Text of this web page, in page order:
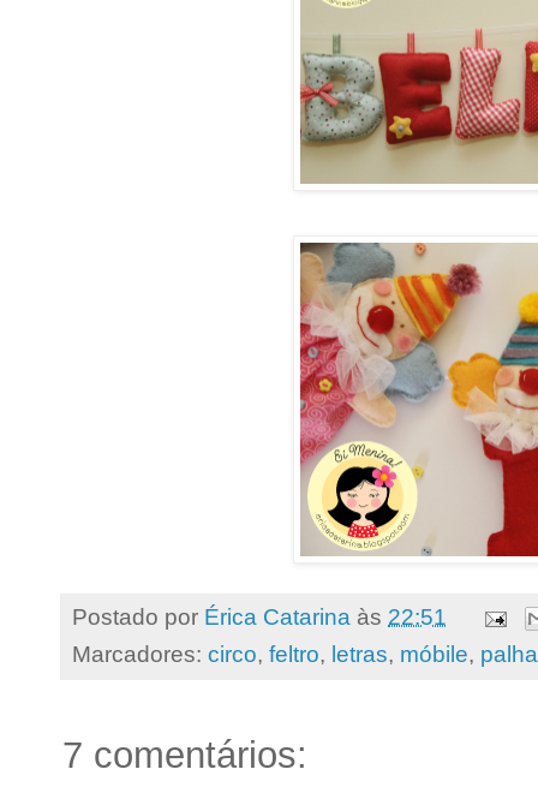
Postado por Érica Catarina às 22:51
Marcadores: circo, feltro, letras, móbile,
7 comentários: